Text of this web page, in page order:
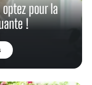
pour la
!